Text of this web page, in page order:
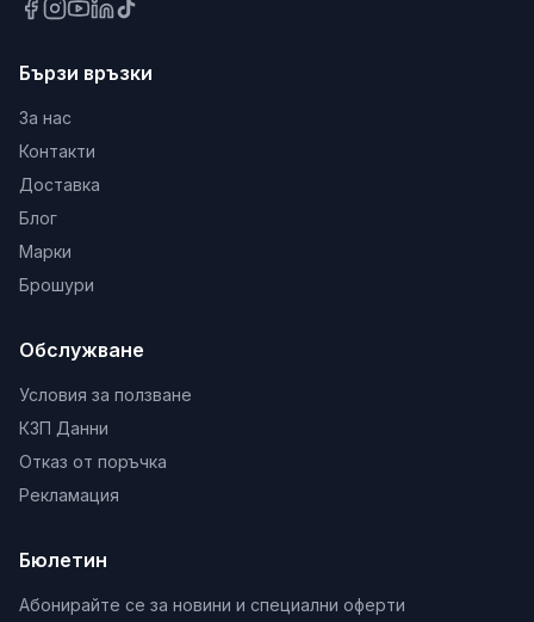
Бързи връзки
За нас
Контакти
Доставка
Блог
Марки
Брошури
Обслужване
Условия за ползване
КЗП Данни
Отказ от поръчка
Рекламация
Бюлетин
Абонирайте се за новини и специални оферти